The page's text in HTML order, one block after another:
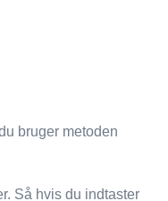
bruger metoden
Så hvis du indtaster